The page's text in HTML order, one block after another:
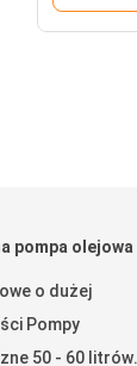
pompa olejowa
o dużej
Pompy
50 - 60 litrów